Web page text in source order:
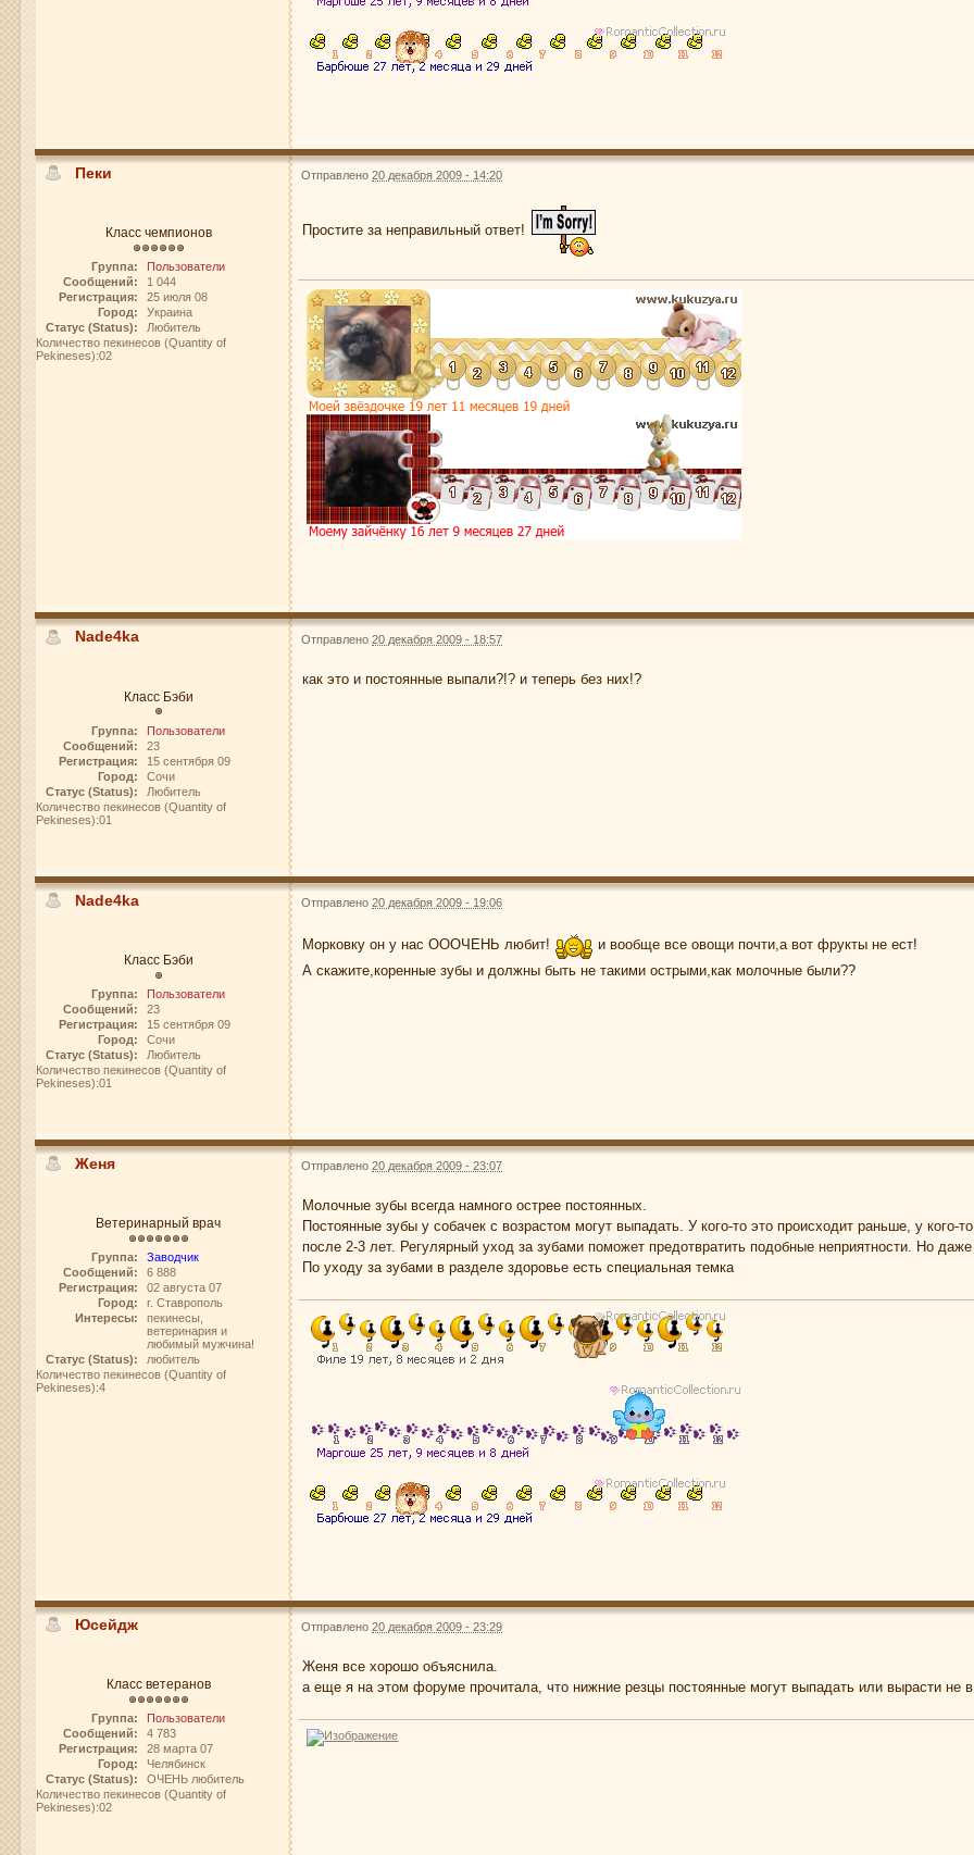
Пеки
Класс чемпионов
Группа:
Пользователи
Сообщений:
1 044
Регистрация:
25 июля 08
Город:
Украина
Статус (Status):
Любитель
Количество пекинесов (Quantity of
Pekineses):02
Отправлено20 декабря 2009 - 14:20
Простите за неправильный ответ!
Nade4ka
Класс Бэби
Группа:
Пользователи
Сообщений:
23
Регистрация:
15 сентября 09
Город:
Сочи
Статус (Status):
Любитель
Количество пекинесов (Quantity of
Pekineses):01
Отправлено20 декабря 2009 - 18:57
как это и постоянные выпали?!? и теперь без них!?
Nade4ka
Класс Бэби
Группа:
Пользователи
Сообщений:
23
Регистрация:
15 сентября 09
Город:
Сочи
Статус (Status):
Любитель
Количество пекинесов (Quantity of
Pekineses):01
Отправлено20 декабря 2009 - 19:06
Морковку он у нас ОООЧЕНЬ любит!
и вообще все овощи почти,а вот фрукты не ест!
А скажите,коренные зубы и должны быть не такими острыми,как молочные были??
Женя
Ветеринарный врач
Группа:
Заводчик
Сообщений:
6 888
Регистрация:
02 августа 07
Город:
г. Ставрополь
Интересы:
пекинесы,
ветеринария и
любимый мужчина!
Статус (Status):
любитель
Количество пекинесов (Quantity of
Pekineses):4
Отправлено20 декабря 2009 - 23:07
Молочные зубы всегда намного острее постоянных.
Постоянные зубы у собачек с возрастом могут выпадать. У кого-то это происходит раньше, у
после 2-3 лет. Регулярный уход за зубами поможет предотвратить подобные неприятности. Но
По уходу за зубами в разделе здоровье есть специальная темка
Юсейдж
Класс ветеранов
Группа:
Пользователи
Сообщений:
4 783
Регистрация:
28 марта 07
Город:
Челябинск
Статус (Status):
ОЧЕНЬ любитель
Количество пекинесов (Quantity of
Pekineses):02
Отправлено20 декабря 2009 - 23:29
Женя все хорошо объяснила.
а еще я на этом форуме прочитала, что нижние резцы постоянные могут выпадать или вырасти не